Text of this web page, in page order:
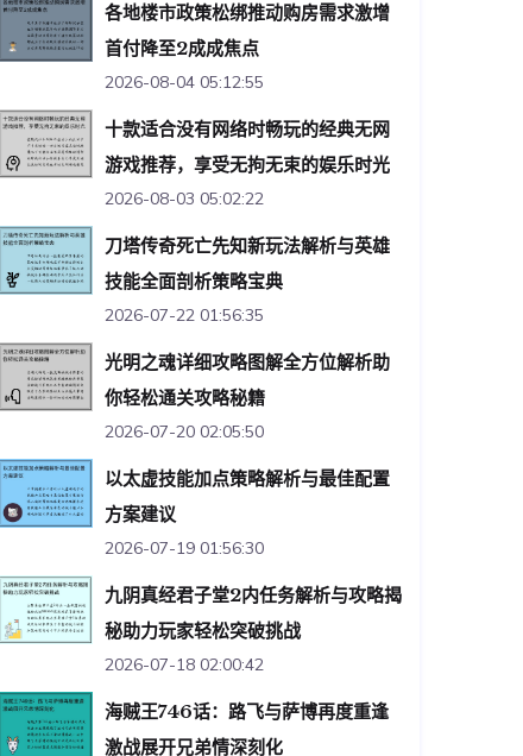
各地楼市政策松绑推动购房需求激增
首付降至2成成焦点
2026-08-04 05:12:55
十款适合没有网络时畅玩的经典无网
游戏推荐，享受无拘无束的娱乐时光
2026-08-03 05:02:22
刀塔传奇死亡先知新玩法解析与英雄
技能全面剖析策略宝典
2026-07-22 01:56:35
光明之魂详细攻略图解全方位解析助
你轻松通关攻略秘籍
2026-07-20 02:05:50
以太虚技能加点策略解析与最佳配置
方案建议
2026-07-19 01:56:30
九阴真经君子堂2内任务解析与攻略揭
秘助力玩家轻松突破挑战
2026-07-18 02:00:42
海贼王746话：路飞与萨博再度重逢
激战展开兄弟情深刻化